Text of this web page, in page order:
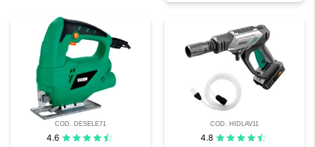
COD. DESELE71
4.6
COD. HIDLAV11
4.8